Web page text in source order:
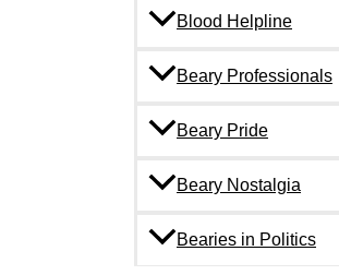
Blood Helpline
Beary Professionals
Beary Pride
Beary Nostalgia
Bearies in Politics